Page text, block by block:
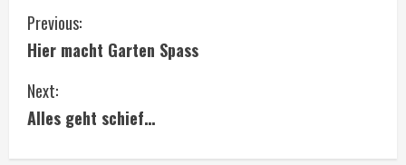
C
o
n
Previous:
Hier macht Garten Spass
Next:
Alles geht schief…